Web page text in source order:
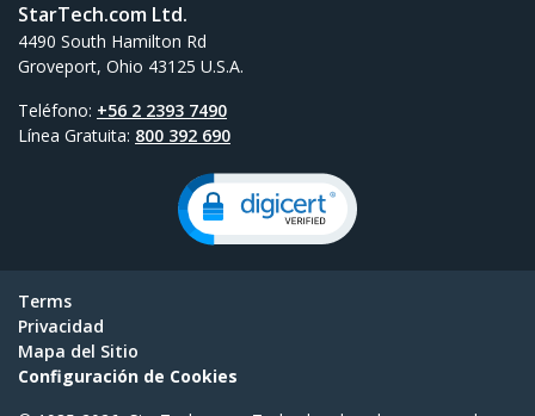
StarTech.com Ltd.
4490 South Hamilton Rd
Groveport, Ohio 43125 U.S.A.
Teléfono: +56 2 2393 7490
Línea Gratuita: 800 392 690
Terms
Privacidad
Mapa del Sitio
Configuración de Cookies